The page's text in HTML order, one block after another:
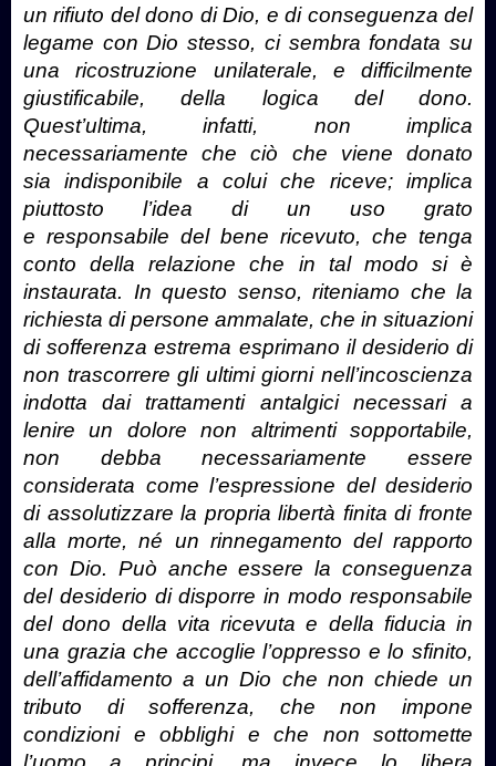
un rifiuto del dono di Dio, e di conseguenza del
legame con Dio stesso, ci sembra fondata su
una ricostruzione unilaterale, e difficilmente
giustificabile, della logica del dono.
Quest’ultima, infatti, non implica
necessariamente che ciò che viene donato
sia indisponibile a colui che riceve; implica
piuttosto l’idea di un uso grato
e responsabile del bene ricevuto, che tenga
conto della relazione che in tal modo si è
instaurata. In questo senso, riteniamo che la
richiesta di persone ammalate, che in situazioni
di sofferenza estrema esprimano il desiderio di
non trascorrere gli ultimi giorni nell’incoscienza
indotta dai trattamenti antalgici necessari a
lenire un dolore non altrimenti sopportabile,
non debba necessariamente essere
considerata come l’espressione del desiderio
di assolutizzare la propria libertà finita di fronte
alla morte, né un rinnegamento del rapporto
con Dio. Può anche essere la conseguenza
del desiderio di disporre in modo responsabile
del dono della vita ricevuta e della fiducia in
una grazia che accoglie l’oppresso e lo sfinito,
dell’affidamento a un Dio che non chiede un
tributo di sofferenza, che non impone
condizioni e obblighi e che non sottomette